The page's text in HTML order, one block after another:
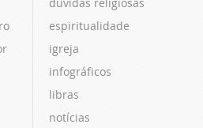
espiritualidade
igreja
infográficos
libras
notícias